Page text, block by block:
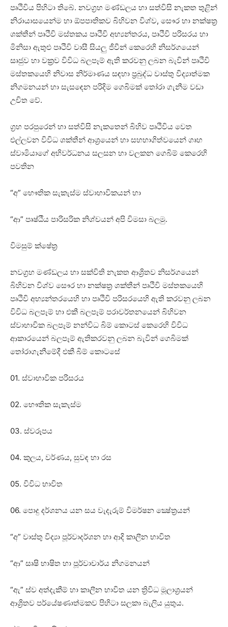
පෘථිවිය පිහිටා තිබේ. නවග්‍රහ මණ්‌ඩලය හා සත්විසි නැකත තුළින්
නිරායාසයෙන්ම හා ඕපපාතිකව බිහිවන විශ්ව, සෞර හා නක්‌ෂත්‍ර
ශක්‌තීන් පෘථිවි මස්‌තකය පෘථිවි අභ්‍යන්තරය, පෘථිවි පරිසරය හා
මිනිසා ඇතුළු පෘථිවි වාසී සියලු ජීවීන් කෙරෙහි නිසර්ගයෙන්
සෘජුව හා වක්‍රව විවිධ බලපෑම් ඇති කරවනු ලබන බැවින් පෘථිවි
මස්‌තකයෙහි නිවාස නිර්මාණය සඳහා ප්‍රබුද්ධ වාස්‌තු විද්‍යාත්මක
නිගමනයන් හා සැසඳෙන පරිදිම ගෙබිමක්‌ තෝරා ගැනීම වඩා
උචිත වේ.
ග්‍රහ පරපුරෙන් හා සත්විසි නැකතෙන් බිහිව පෘථිවිය වෙත
එල්ලවන විවිධ ශක්‌තීන් ආශ්‍රයෙන් හා සහභාගිත්වයෙන් ගෘහ
ස්‌වාමියාගේ අභිවර්ධනය සලසන හා වලකන ගෙබිම් කෙරෙහි
පවතින
“අ” භෞතික සැකැස්‌ම ස්‌වාභාවිකයන් හා
“ආ” පෘෂ්ඨීය පාරිසරික නිශ්චයන් අපි විමසා බලමු.
විමසුම් ක්‌ෂේත්‍ර
නවග්‍රහ මණ්‌ඩලය හා සක්‌විති නැකත ආශ්‍රිතව නිසර්ගයෙන්
බිහිවන විශ්ව සෞර හා නක්‌ෂත්‍ර ශක්‌තීන් පෘථිවි මස්‌තකයෙහි
පෘථිවි අභ්‍යන්තරයෙහි හා පෘථිවි පරිසරයෙහි ඇති කරවනු ලබන
විවිධ බලපෑම් හා එකී බලපෑම් පරාවර්තනයෙන් බිහිවන
ස්‌වාභාවික බලපෑම් නන්විධ බිම් කොටස්‌ කෙරෙහි විවිධ
ආකාරයෙන් බලපෑම් ඇතිකරවනු ලබන බැවින් ගෙබිමක්‌
තෝරාගැනීමේදී එකී බිම් කොටසේ
01. ස්‌වාභාවික පරිසරය
02. භෞතික සැකැස්‌ම
03. ස්‌වරූපය
04. කුලය, වර්ණය, සුවඳ හා රස
05. විවිධ භාවිත
06. පොදු දර්ශනය යන සය වැදැරුම් විමර්ෂන ක්‍ෂේත්‍රයන්
“අ” වාස්‌තු විද්‍යා පූර්වාදර්ශන හා ආදි කාලීන භාවිත
“ආ” සෘෂි භාෂිත හා පූර්වාචාර්ය නිගමනයන්
“ඇ” ස්‌ව අත්දැකීම් හා කාලීන භාවිත යන ත්‍රිවිධ මූලාශ්‍රයන්
ආශ්‍රිතව පර්යේෂණාත්මකව පිහිටා සලකා බැලිය යුතුය.